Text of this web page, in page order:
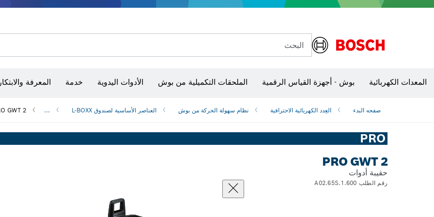
البحث
المعدات الكهربائية بوش - أجهزة القياس الرقمية الملحقات التكميلية من بوش الأدوات اليدوية خدمة المعرفة والابتكار
صفحه البدء العِدد الكهربائية الاحترافية نظام سهولة الحركة من بوش العناصر الأساسية لصندوق L-BOXX ...
GWT 2
PRO
PRO GWT 2
حقيبة أدوات
رقم الطلب 1.600.A02.65S